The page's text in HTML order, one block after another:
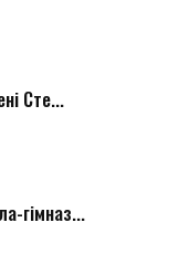
Сте...
гімназ...